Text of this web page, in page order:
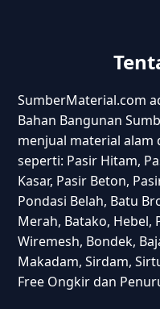
SumberMaterial.com
Bahan Bangunan
menjual material
seperti: Pasir Hitam,
Kasar, Pasir Beton,
Pondasi Belah, Batu
Merah, Batako, Hebel,
Wiremesh, Bondek,
Makadam, Sirdam,
Free Ongkir dan